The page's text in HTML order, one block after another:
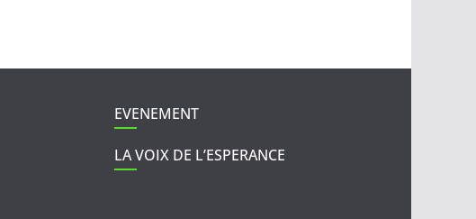
EVENEMENT
LA VOIX DE L’ESPERANCE